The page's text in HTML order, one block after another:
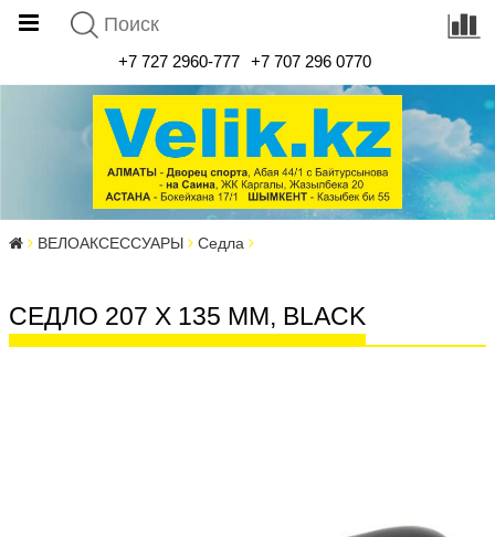
+7 727 2960-777 +7 707 296 0770
ВЕЛОАКСЕССУАРЫ Седла
СЕДЛО 207 X 135 MM, BLACK